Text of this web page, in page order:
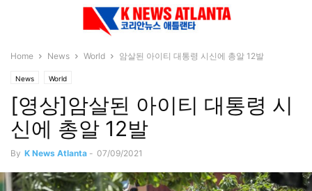
Home News World 암살된 아이티 대통령 시신에 총알 12발
News World
[영상]암살된 아이티 대통령 시
신에 총알 12발
By K News Atlanta - 07/09/2021